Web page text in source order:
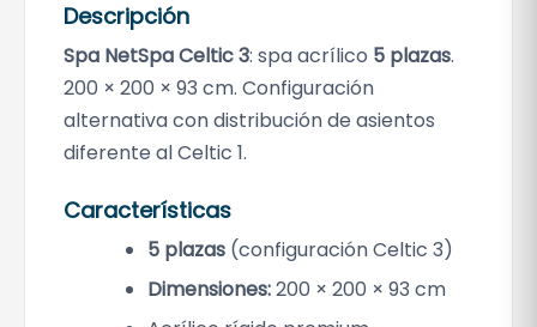
Descripción
Spa NetSpa Celtic 3: spa acrílico 5 plazas.
200 × 200 × 93 cm. Configuración
alternativa con distribución de asientos
diferente al Celtic 1.
Características
5 plazas (configuración Celtic 3)
Dimensiones:200 × 200 × 93 cm